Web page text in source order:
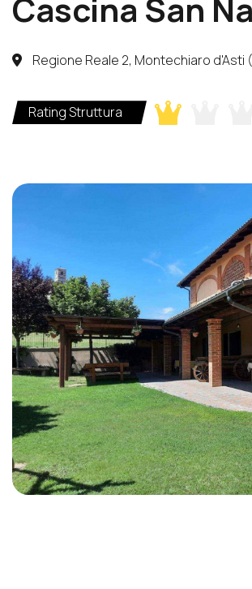
Cascina San
Regione Reale 2, Montechiaro d'Asti
Rating Struttura